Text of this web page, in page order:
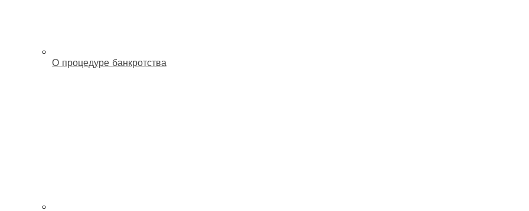
О процедуре банкротства